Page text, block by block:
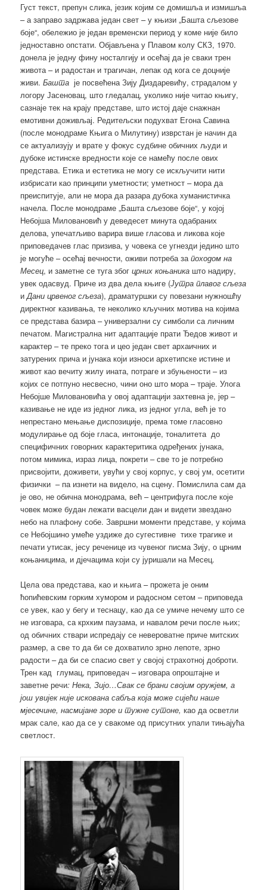
Густ текст, препун слика, језик којим се домишља и измишља
– а заправо задржава један свет – у књизи „Башта сљезове
боје“, обележио је један временски период у коме није било
једноставно опстати. Објављена у Плавом колу СКЗ, 1970.
донела је једну фину носталгију и осећај да је сваки трен
живота – и радостан и трагичан, лепак од кога се доцније
живи.Баштаје посвећена Зију Диздаревићу, страдалом у
логору Јасеновац, што гледалац, уколико није читао књигу,
сазнаје тек на крају представе, што истој даје снажнан
емотивни доживљај. Редитељски подухват Егона Савина
(после монодраме Књига о Милутину) изврстан је начин да
се актуализују и врате у фокус судбине обичних људи и
дубоке истинске вредности које се намећу после ових
представа. Етика и естетика не могу се искључити нити
избрисати као принципи уметности; уметност – мора да
преиспитује, али не мора да разара дубока хуманистичка
начела. После монодраме „Башта сљезове боје“, у којој
Небојша Миловановић у деведесет минута одабраних
делова, упечатљиво варира више гласова и ликова које
приповедачев глас призива, у човека се угнезди једино што
је могуће – осећај вечности, оживи потреба запоходом на
Месец, и заметне се туга збогцрних коњаника што надиру,
увек одасвуд. Приче из два дела књиге (Јутра плавог сљеза
иДани црвеног сљеза), драматуршки су повезани нужношћу
директног казивања, те неколико кључних мотива на којима
се представа базира – универзални су симболи са личним
печатом. Магистрална нит адаптације прати Ђедов живот и
карактер – те преко тога и цео један свет архаичних и
затурених прича и јунака који износи архетипске истине и
живот као вечиту жилу ината, потраге и збуњености – из
којих се потпуно несвесно, чини оно што мора – траје. Улога
Небојше Миловановића у овој адаптацији захтевна је, јер –
казивање не иде из једног лика, из једног угла, већ је то
непрестано мењање диспозиције, према томе гласовно
модулирање од боје гласа, интонације, тоналитета до
специфичних говорних карактеритика одређених јунака,
потом мимика, израз лица, покрети – све то је потребно
присвојити, доживети, увући у свој корпус, у свој ум, осетити
физички – па изнети на видело, на сцену. Помислила сам да
је ово, не обична монодрама, већ – центрифуга после које
човек може будан лежати васцели дан и видети звездано
небо на плафону собе. Завршни моменти представе, у којима
се Небојшино умеће уздиже до сугестивне тихе трагике и
печати утисак, јесу реченице из чувеног писма Зију, о црним
коњаницима, и дјечацима који су јуришали на Месец.
Цела ова представа, као и књига – прожета је оним
ћопићевским горким хумором и радосном сетом – приповеда
се увек, као у бегу и теснацу, као да се умиче нечему што се
не изговара, са крхким паузама, и навалом речи после њих;
од обичних ствари испредају се невероватне приче митских
размер, а све то да би се дохватило зрно лепоте, зрно
радости – да би се спасио свет у својој страхотној доброти.
Трен кад глумац, приповедач – изговара опроштајне и
заветне речи: Нека, Зијо…Свак се брани својим оружјем, а
још увијек није искована сабља која може сијећи наше
мјесечине, насмијане зоре и тужне сутоне,као да осветли
мрак сале, као да се у свакоме од присутних упали тињајућа
светлост.